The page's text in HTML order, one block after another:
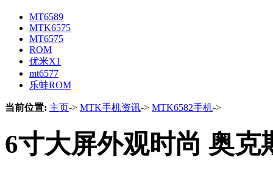
MT6589
MTK6575
MT6575
ROM
优米X1
mt6577
乐蛙ROM
当前位置: 主页-> MTK手机资讯-> MTK6582手机->
6寸大屏外观时尚 奥克